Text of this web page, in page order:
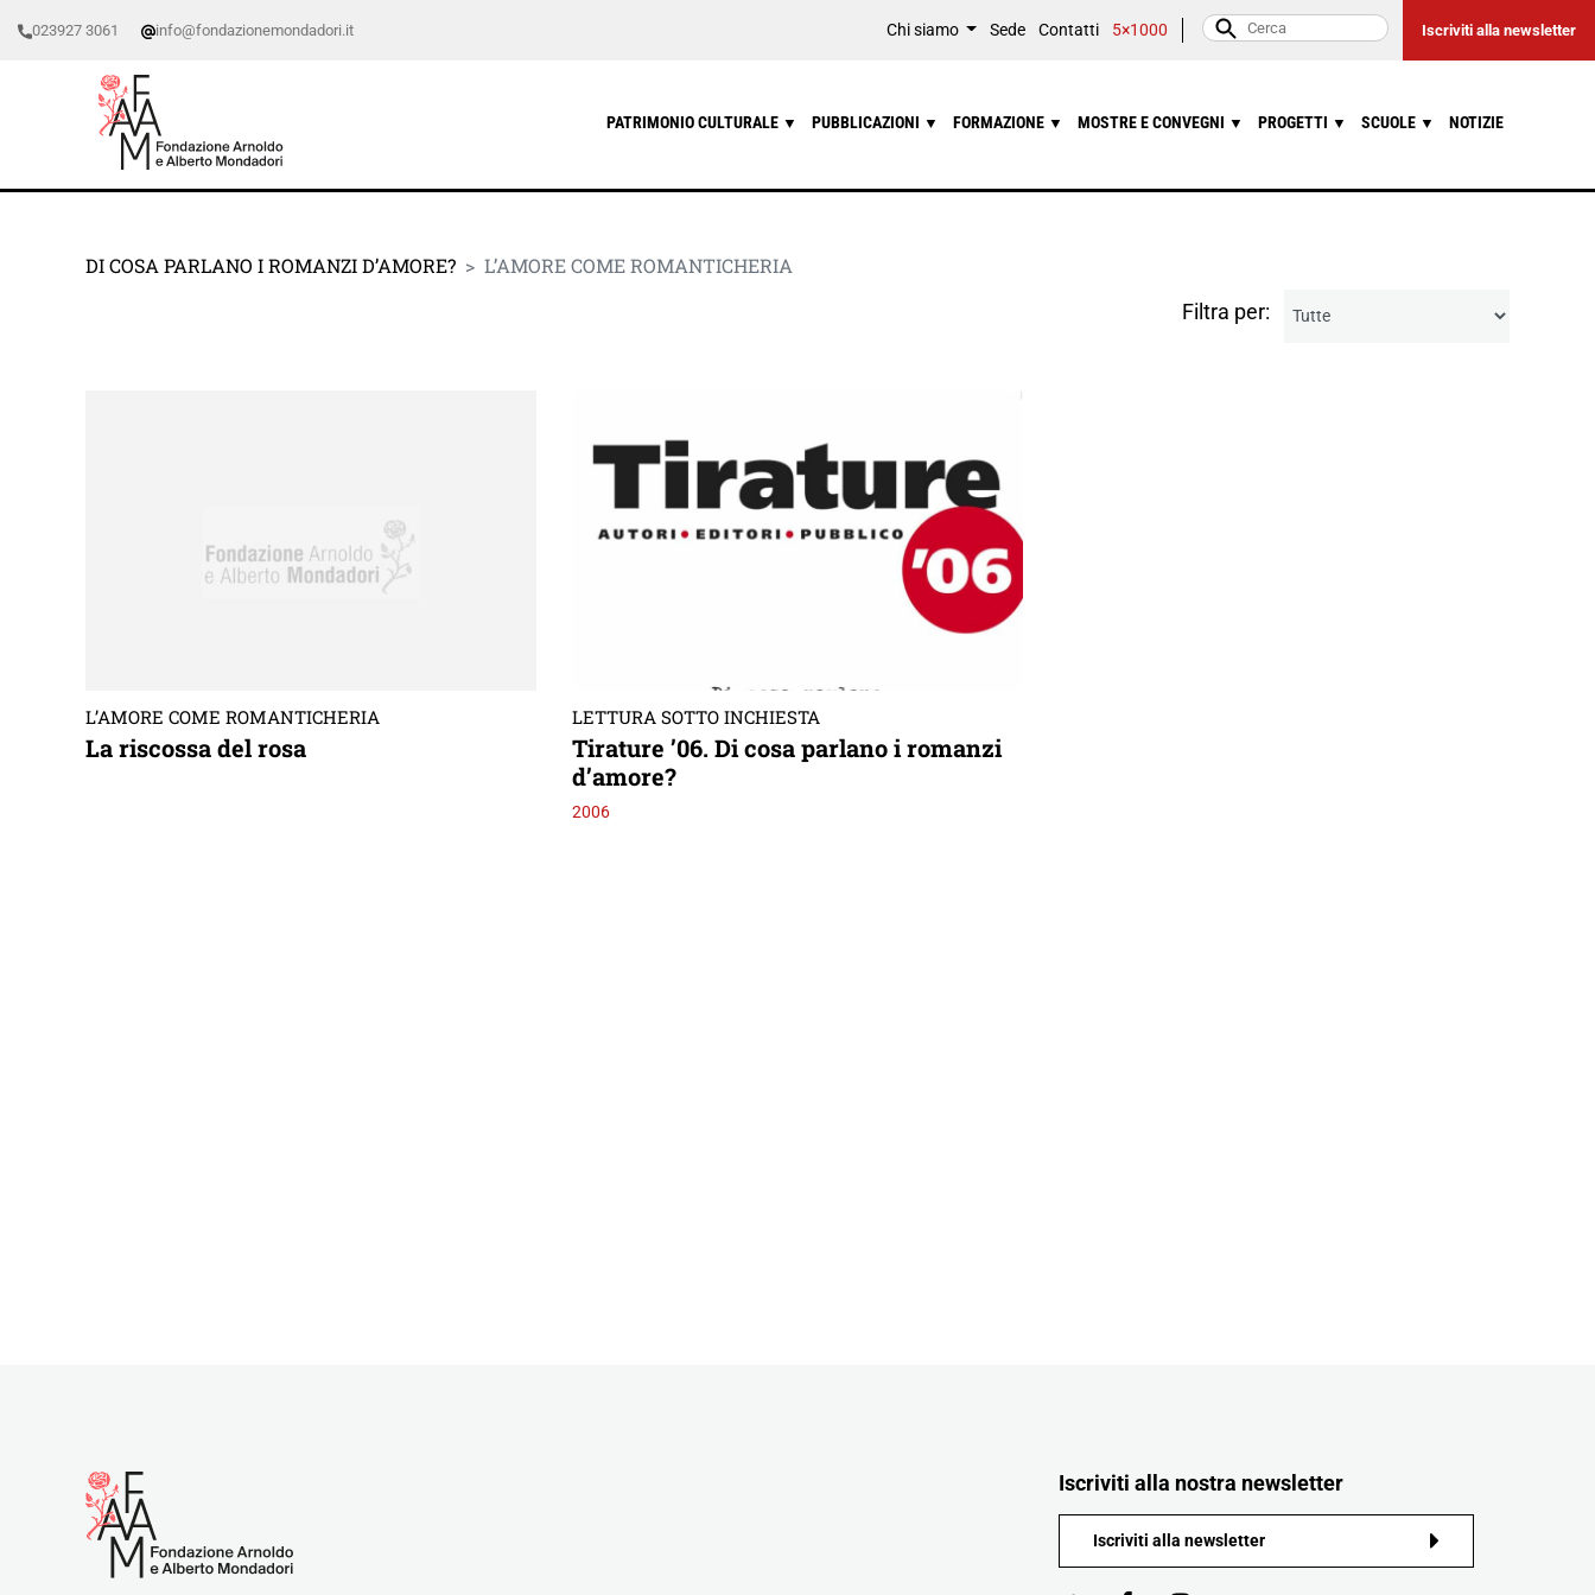
023927 3061 info@fondazionemondadori.it Chi siamo Sede Contatti 5×1000 Iscriviti alla newsletter
PATRIMONIO CULTURALE ▼ PUBBLICAZIONI ▼ FORMAZIONE ▼ MOSTRE E CONVEGNI ▼ PROGETTI ▼ SCUOLE ▼ NOTIZIE
DI COSA PARLANO I ROMANZI D’AMORE?
L’AMORE COME ROMANTICHERIA
Filtra per:
L’AMORE COME ROMANTICHERIA
La riscossa del rosa
LETTURA SOTTO INCHIESTA
Tirature ’06. Di cosa parlano i romanzi
d’amore?
2006
Iscriviti alla nostra newsletter